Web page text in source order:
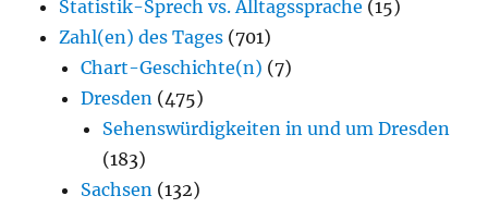
Statistik-Sprech vs. Alltagssprache (15)
Zahl(en) des Tages (701)
Chart-Geschichte(n) (7)
Dresden (475)
Sehenswürdigkeiten in und um Dresden
(183)
Sachsen (132)